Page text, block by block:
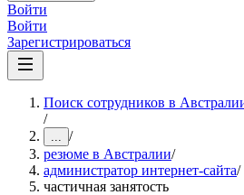
Войти
Войти
Зарегистрироваться
Поиск сотрудников в
/
... /
резюме в Австралии/
администратор интернет-сайта/
частичная занятость